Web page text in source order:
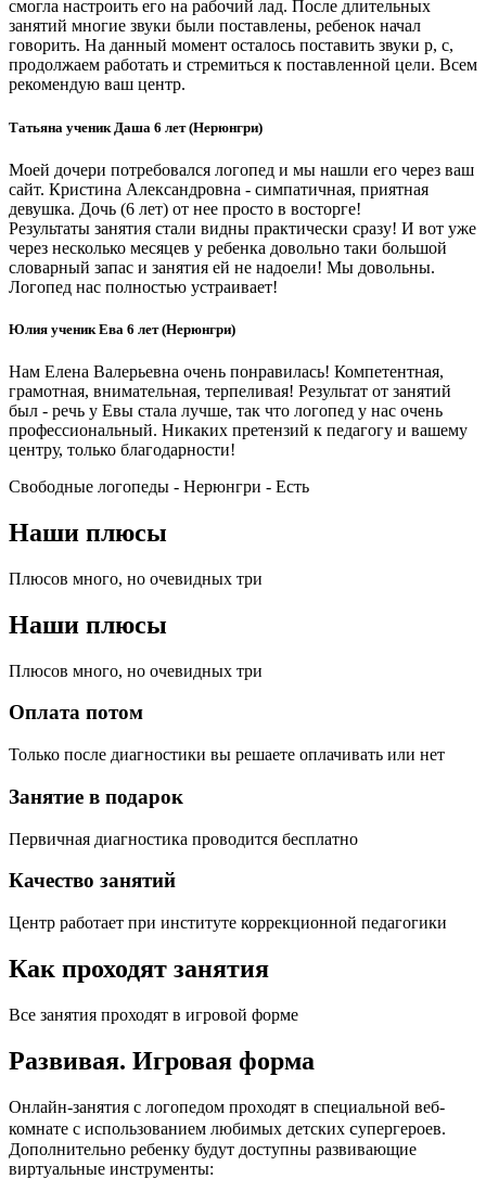
смогла настроить его на рабочий лад. После длительных
занятий многие звуки были поставлены, ребенок начал
говорить. На данный момент осталось поставить звуки р, с,
продолжаем работать и стремиться к поставленной цели. Всем
рекомендую ваш центр.
Татьяна ученик Даша 6 лет (Нерюнгри)
Моей дочери потребовался логопед и мы нашли его через ваш
сайт. Кристина Александровна - симпатичная, приятная
девушка. Дочь (6 лет) от нее просто в восторге!
Результаты занятия стали видны практически сразу! И вот уже
через несколько месяцев у ребенка довольно таки большой
словарный запас и занятия ей не надоели! Мы довольны.
Логопед нас полностью устраивает!
Юлия ученик Ева 6 лет (Нерюнгри)
Нам Елена Валерьевна очень понравилась! Компетентная,
грамотная, внимательная, терпеливая! Результат от занятий
был - речь у Евы стала лучше, так что логопед у нас очень
профессиональный. Никаких претензий к педагогу и вашему
центру, только благодарности!
Свободные логопеды - Нерюнгри - Есть
Наши плюсы
Плюсов много, но очевидных три
Наши плюсы
Плюсов много, но очевидных три
Оплата потом
Только после диагностики вы решаете оплачивать или нет
Занятие в подарок
Первичная диагностика проводится бесплатно
Качество занятий
Центр работает при институте коррекционной педагогики
Как проходят занятия
Все занятия проходят в игровой форме
Развивая. Игровая форма
Онлайн-занятия с логопедом проходят в специальной веб-
комнате с использованием любимых детских cупергероев.
Дополнительно ребенку будут доступны развивающие
виртуальные инструменты: